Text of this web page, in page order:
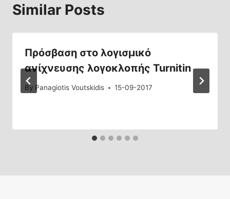
Similar Posts
Πρόσβαση στο λογισμικό
ανίχνευσης λογοκλοπής Turnitin
By Panagiotis Voutskidis 15-09-2017